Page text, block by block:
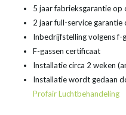
5 jaar fabrieksgarantie op
2 jaar full-service garantie
Inbedrijfstelling volgens f-
F-gassen certificaat
Installatie circa 2 weken
Installatie wordt gedaan
Profair Luchtbehandeling